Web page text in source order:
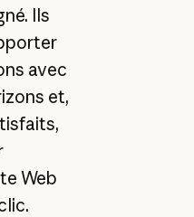
Ils
avec
et,
Web